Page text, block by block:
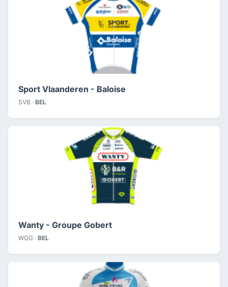
Sport Vlaanderen - Baloise
SVB · BEL
Wanty - Groupe Gobert
WGG · BEL